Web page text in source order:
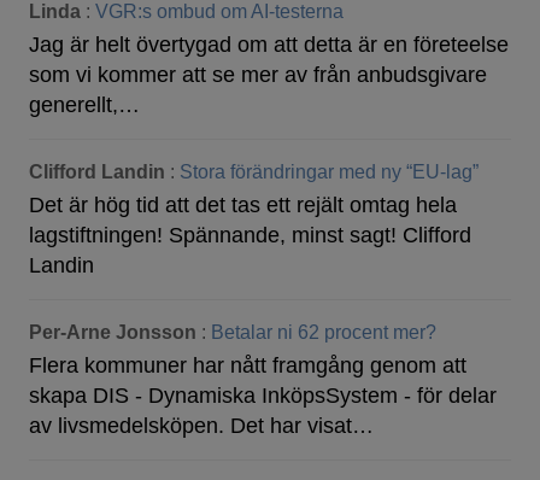
Linda : VGR:s ombud om AI-testerna
Jag är helt övertygad om att detta är en företeelse
som vi kommer att se mer av från anbudsgivare
generellt,…
Clifford Landin : Stora förändringar med ny “EU-lag”
Det är hög tid att det tas ett rejält omtag hela
lagstiftningen! Spännande, minst sagt! Clifford
Landin
Per-Arne Jonsson : Betalar ni 62 procent mer?
Flera kommuner har nått framgång genom att
skapa DIS - Dynamiska InköpsSystem - för delar
av livsmedelsköpen. Det har visat…